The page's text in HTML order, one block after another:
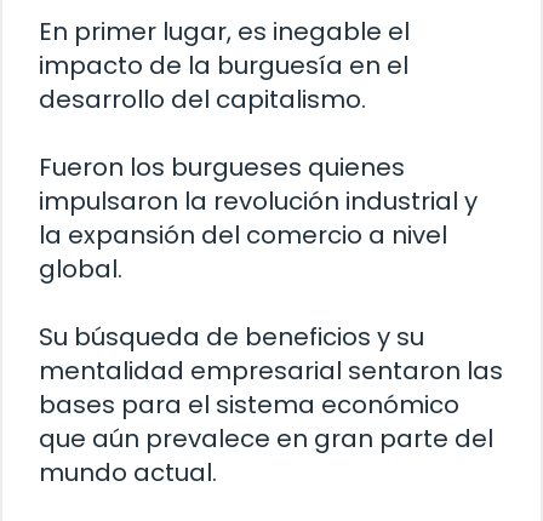
En primer lugar, es inegable el
impacto de la burguesía en el
desarrollo del capitalismo.
Fueron los burgueses quienes
impulsaron la revolución industrial y
la expansión del comercio a nivel
global.
Su búsqueda de beneficios y su
mentalidad empresarial sentaron las
bases para el sistema económico
que aún prevalece en gran parte del
mundo actual.